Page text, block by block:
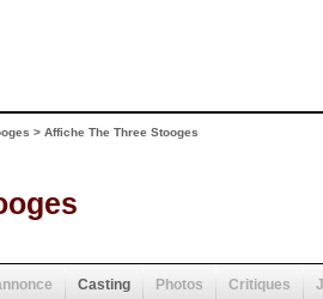
> Affiche The Three Stooges
Casting Photos Critiques